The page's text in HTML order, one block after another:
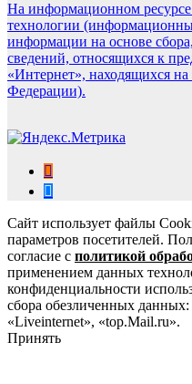
На информационном
технологии
информации на основе
сведений, относящихся к
«Интернет», находящихся
Федерации).
Сайт использует файлы
параметров посетителей.
согласие с политикой
применением данных
конфиденциальности
сбора обезличенных
«Liveinternet», «top.Mail.ru».
Принять